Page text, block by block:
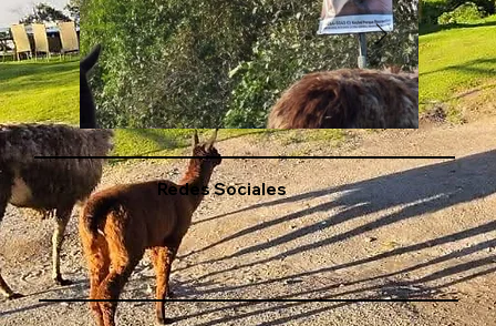
Redes Sociales